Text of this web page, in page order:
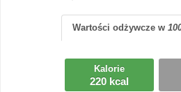
Wczytywanie
Produkty gotowe
Wczytywanie
Ryby i owoce
Wartości odżywcze w
Kalorie
220 kcal